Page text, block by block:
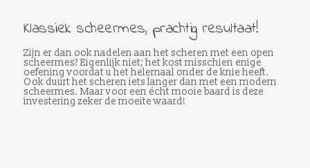
Klassiek scheermes, prachtig resultaat!
Zijn er dan ook nadelen aan het scheren met een open
scheermes? Eigenlijk niet; het kost misschien enige
oefening voordat u het helemaal onder de knie heeft.
Ook duurt het scheren iets langer dan met een modern
scheermes. Maar voor een écht mooie baard is deze
investering zeker de moeite waard!